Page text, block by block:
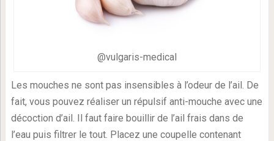
@vulgaris-medical
Les mouches ne sont pas insensibles à l’odeur de l’ail. De
fait, vous pouvez réaliser un répulsif anti-mouche avec une
décoction d’ail. Il faut faire bouillir de l’ail frais dans de
l’eau puis filtrer le tout. Placez une coupelle contenant